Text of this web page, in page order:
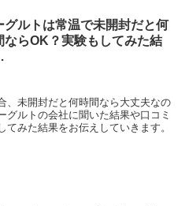
グルトは常温で未開封だと何
ならOK？実験もしてみた結
、未開封だと何時間なら大丈夫なの
グルトの会社に聞いた結果や口コミ
みた結果をお伝えしていきます。